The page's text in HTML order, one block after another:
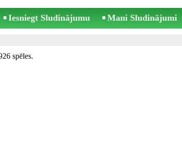
Iesniegt Sludinājumu Mani Sludinājumi
spēles.